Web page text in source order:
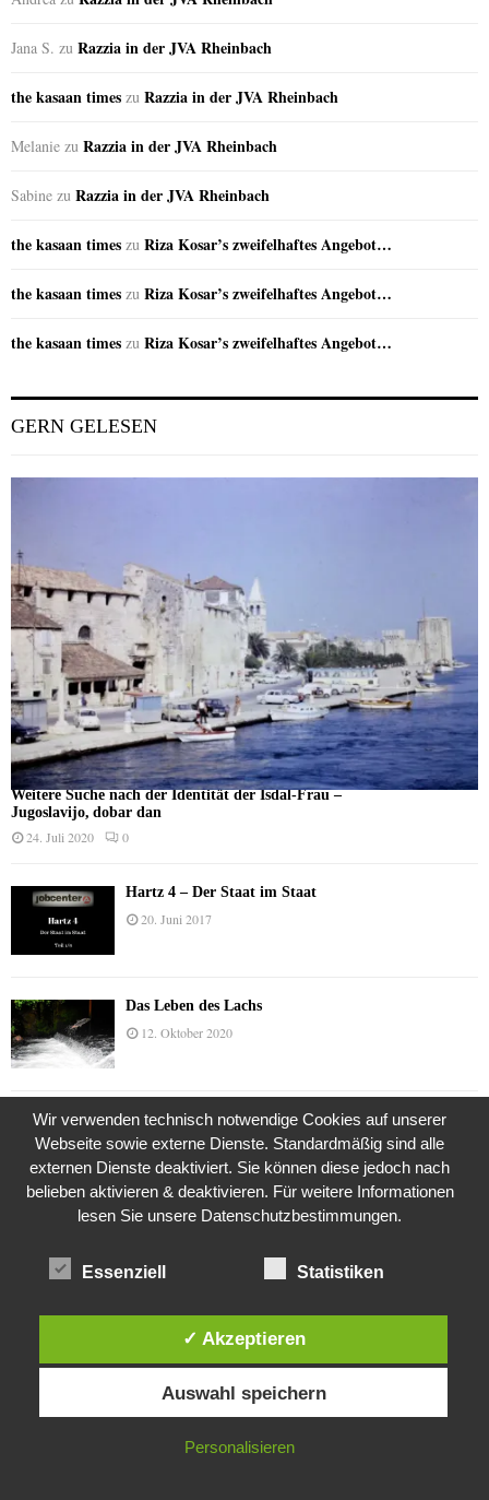
Jana S. zu Razzia in der JVA Rheinbach
the kasaan times zu Razzia in der JVA Rheinbach
Melanie zu Razzia in der JVA Rheinbach
Sabine zu Razzia in der JVA Rheinbach
the kasaan times zu Riza Kosar’s zweifelhaftes Angebot…
the kasaan times zu Riza Kosar’s zweifelhaftes Angebot…
the kasaan times zu Riza Kosar’s zweifelhaftes Angebot…
GERN GELESEN
Weitere Suche nach der Identität der Isdal-Frau –
Jugoslavijo, dobar dan
24. Juli 2020 0
Hartz 4 – Der Staat im Staat
20. Juni 2017
Das Leben des Lachs
12. Oktober 2020
Die Geschichte der Kubushäuser
9. Juli 2018
Die Brexit-Lüge (1/8 Teil)
Diese Website verwendet Cookies. Durch die weitere Nutzung dieser
Website stimmst du der Verwendung von Cookies zu.
IN ORDNUNG
Wir verwenden technisch notwendige Cookies auf unserer
Webseite sowie externe Dienste. Standardmäßig sind alle
externen Dienste deaktiviert. Sie können diese jedoch nach
belieben aktivieren & deaktivieren. Für weitere Informationen
lesen Sie unsere Datenschutzbestimmungen.
Essenziell Statistiken
✓ Akzeptieren
Auswahl speichern
Personalisieren